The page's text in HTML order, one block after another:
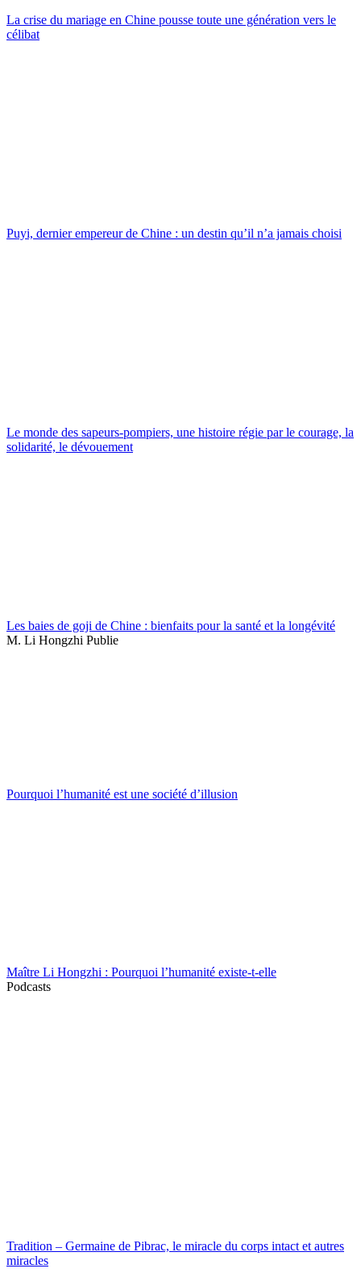
La crise du mariage en Chine pousse toute une génération vers le
célibat
Puyi, dernier empereur de Chine : un destin qu’il n’a jamais choisi
Le monde des sapeurs-pompiers, une histoire régie par le courage, la
solidarité, le dévouement
Les baies de goji de Chine : bienfaits pour la santé et la longévité
M. Li Hongzhi Publie
Pourquoi l’humanité est une société d’illusion
Maître Li Hongzhi : Pourquoi l’humanité existe-t-elle
Podcasts
Tradition – Germaine de Pibrac, le miracle du corps intact et autres
miracles